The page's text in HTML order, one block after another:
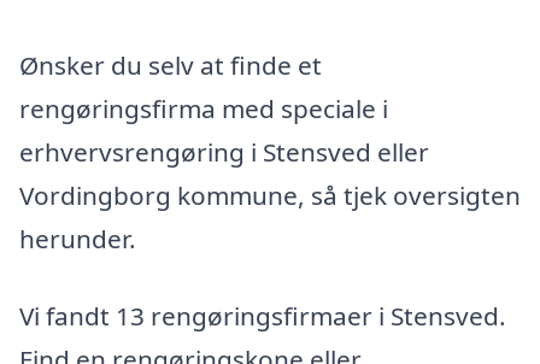
Ønsker du selv at finde et
rengøringsfirma med speciale i
erhvervsrengøring i Stensved eller
Vordingborg kommune, så tjek oversigten
herunder.
Vi fandt 13 rengøringsfirmaer i Stensved.